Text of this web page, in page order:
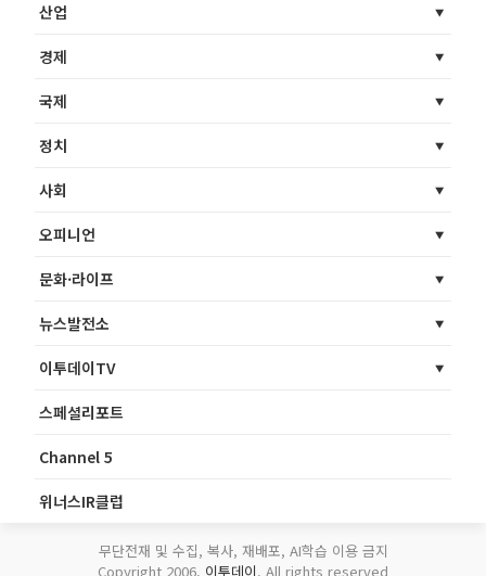
산업
경제
국제
정치
사회
오피니언
문화·라이프
뉴스발전소
이투데이TV
스페셜리포트
Channel 5
위너스IR클럽
무단전재 및 수집, 복사, 재배포, AI학습 이용 금지
Copyright 2006. 이투데이. All rights reserved